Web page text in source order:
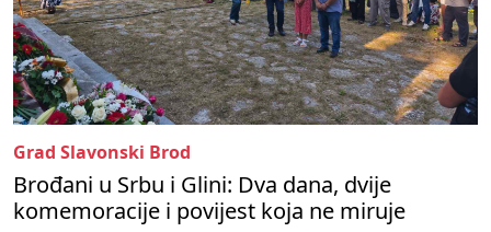
Grad Slavonski Brod
Brođani u Srbu i Glini: Dva dana, dvije
komemoracije i povijest koja ne miruje